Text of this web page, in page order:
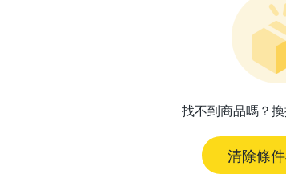
找不到商品嗎？
清除條